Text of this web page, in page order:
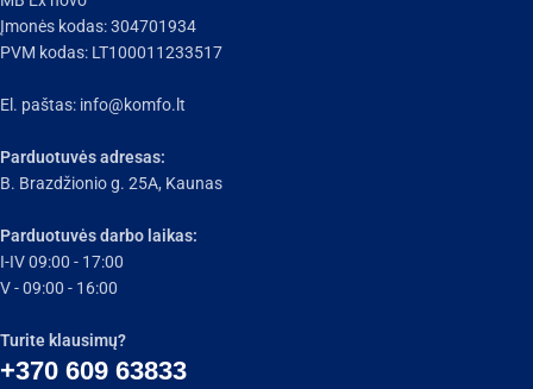
Įmonės kodas: 304701934
PVM kodas: LT100011233517
El. paštas: info@komfo.lt
Parduotuvės adresas:
B. Brazdžionio g. 25A, Kaunas
Parduotuvės darbo laikas:
I-IV 09:00 - 17:00
V - 09:00 - 16:00
Turite klausimų?
+370 609 63833